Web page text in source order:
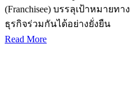
(Franchisee) บรรลุเป้าหมายทาง
ธุรกิจร่วมกันได้อย่างยั่งยืน
Read More